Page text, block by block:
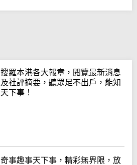
搜羅本港各大報章，閱覽最新消息
及社評摘要，聽眾足不出戶，能知
天下事！
奇事趣事天下事，精彩無界限，放